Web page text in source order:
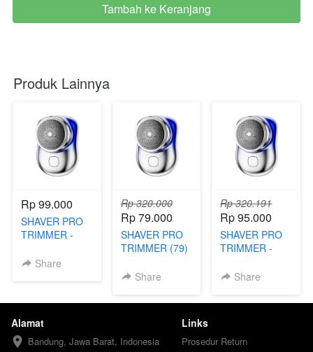
`
Tambah ke Keranjang
Produk Lainnya
Rp 99.000
SHAVER PRO
TRIMMER -
Share
Rp 320.000
Rp 79.000
SHAVER PRO
TRIMMER (79)
Share
Rp 320.191
Rp 95.000
SHAVER PRO
TRIMMER -
Share
Alamat
Bandung, Jawa Barat, Indonesia
Links
Prosedur Return